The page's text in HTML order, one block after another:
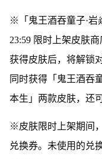
※「鬼王酒吞童子·岩
23:59 限时上架皮肤
获得皮肤后，将解锁
同时获得「鬼王酒吞
本生」两款皮肤，还
※皮肤限时上架期间
兑换券。未使用的兑